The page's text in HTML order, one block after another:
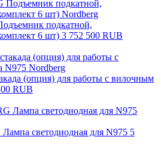
подкатной,
6 шт) 3 752 500 RUB
(опция) для работы с вилочным
RUB
светодиодная для N975 5